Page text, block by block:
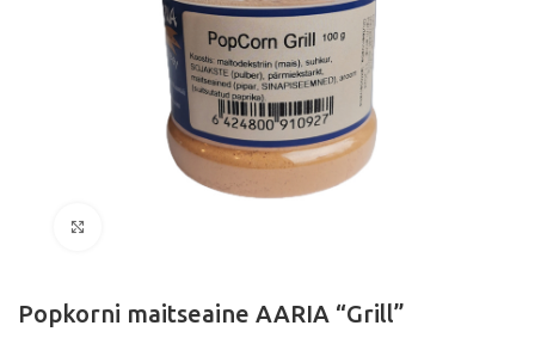
Popkorni maitseaine AARIA “Grill”